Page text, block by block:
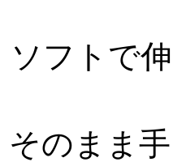
ソフトで
そのまま